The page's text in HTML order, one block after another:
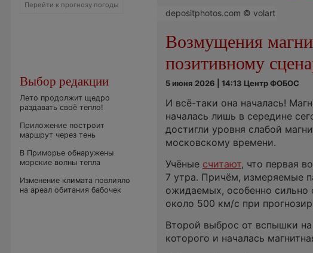
Перейти к прогнозу погоды
Выбор редакции
Лето продолжит щедро
раздавать своё тепло!
Приложение построит
маршрут через тень
В Приморье обнаружены
морские волны тепла
Изменение климата повлияло
на ареал обитания бабочек
depositphotos.com © volart
Возмущения
позитивному
5 июня 2026 | 14:13 Центр ФОБОС
И всё-таки она началась!
началась лишь в середине
достигли уровня слабой
московскому времени.
Учёные считают, что первая
7 утра. Причём, измеряемые
ожидаемых, особенно сильно
около 500 км/с при
Второй выброс от вспышки
которого и началась